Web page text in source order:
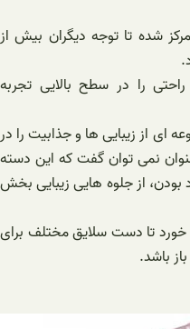
شده تا توجه دیگران بیش از
را در سطح بالایی تجربه
ای از زیبایی ها و جذابیت را در
نمی توان گفت که این دسته
از جلوه هایی زیبایی بخش
تا دست سلایق مختلف برای
باشد.